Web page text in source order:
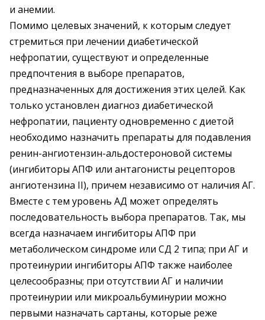
и анемии.
Помимо целевых значений, к которым следует
стремиться при лечении диабетической
нефропатии, существуют и определенные
предпочтения в выборе препаратов,
предназначенных для достижения этих целей. Как
только установлен диагноз диабетической
нефропатии, пациенту одновременно с диетой
необходимо назначить препараты для подавления
ренин-ангиотензин-альдостероновой системы
(ингибиторы АПФ или антагонисты рецепторов
ангиотензина II), причем независимо от наличия АГ.
Вместе с тем уровень АД может определять
последовательность выбора препаратов. Так, мы
всегда назначаем ингибиторы АПФ при
метаболическом синдроме или СД 2 типа; при АГ и
протеинурии ингибиторы АПФ также наиболее
целесообразны; при отсутствии АГ и наличии
протеинурии или микроальбуминурии можно
первыми назначать сартаны, которые реже